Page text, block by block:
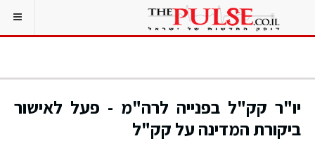
יו"ר קק"ל בפנייה לרה"מ - פעל לאישור
ביקורת המדינה על קק"ל